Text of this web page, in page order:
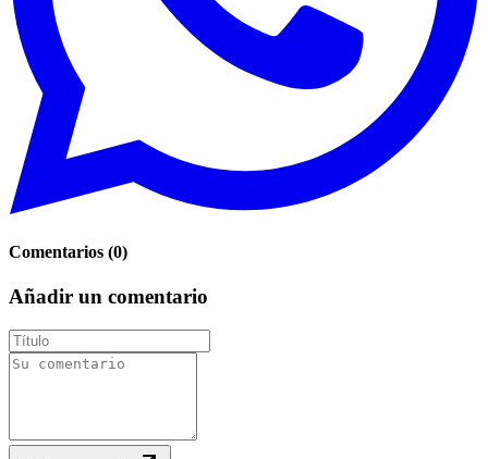
Comentarios (0)
Añadir un comentario